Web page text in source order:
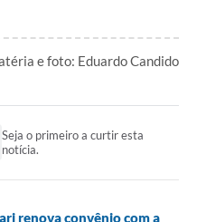
e foto: Eduardo Candido
Seja o primeiro a curtir esta
notícia.
renova convênio com a